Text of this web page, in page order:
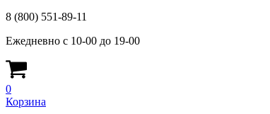
8 (800) 551-89-11
Ежедневно с 10-00 до 19-00
0
Корзина